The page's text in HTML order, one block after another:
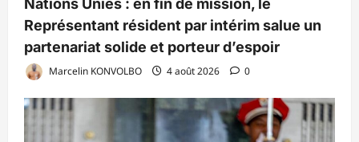
Nations Unies : en fin de mission, le
Représentant résident par intérim salue un
partenariat solide et porteur d’espoir
Marcelin KONVOLBO 4 août 2026 0